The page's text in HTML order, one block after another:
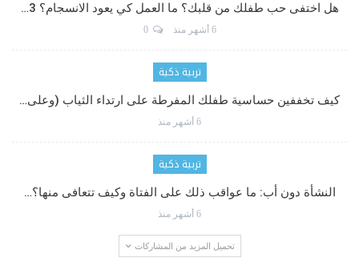
هل اختفى حب طفلك من قلبك؟ ما العمل كي يعود الانسجام؟ 3…
6 أشهر منذ 0
تربية ذكية
كيف تخففين حساسية طفلك المفرطة على ارتداء الثياب (وعلى…
6 أشهر منذ
تربية ذكية
النشأة دون أب: ما عواقب ذلك على الفتاة وكيف تتعافى منها؟…
6 أشهر منذ
تحميل المزيد من المشاركات